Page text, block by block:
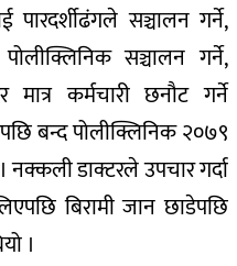
सञ्चालन गर्ने,
सञ्चालन गर्ने,
कर्मचारी छनौट गर्ने
बन्द पोलीक्लिनिक २०७९
डाक्टरले उपचार गर्दा
बिरामी जान छाडेपछि
।